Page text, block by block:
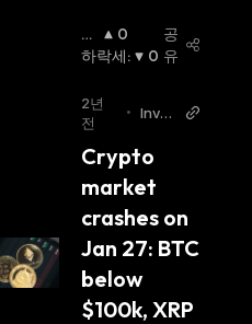
상
승
0
하락세: 0
공
유
2년
전
• Invez
Crypto
market
crashes on
Jan 27: BTC
below
$100k, XRP